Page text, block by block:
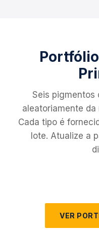
Seis pigmentos
aleatoriamente
Cada tipo é
lote. Atualize a
VER